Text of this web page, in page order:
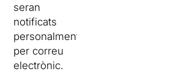
seran
notificats
personalment
per correu
electrònic.